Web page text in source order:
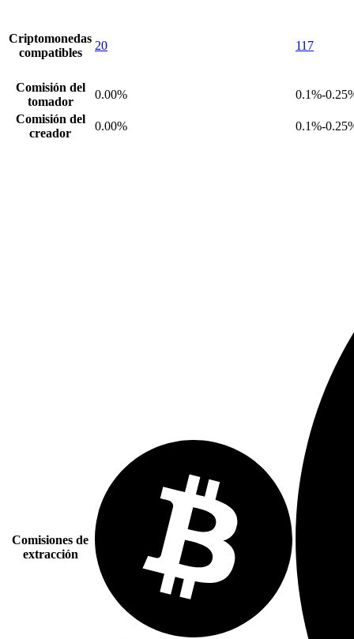
Criptomonedas
compatibles
20 117
Comisión del
tomador
0.00%
0.1%-
Comisión del
creador
0.00% 0.1%-
Comisiones de
extracción